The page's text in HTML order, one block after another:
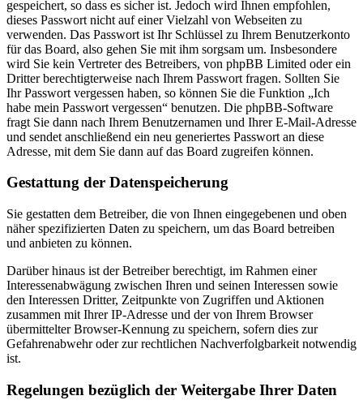
gespeichert, so dass es sicher ist. Jedoch wird Ihnen empfohlen,
dieses Passwort nicht auf einer Vielzahl von Webseiten zu
verwenden. Das Passwort ist Ihr Schlüssel zu Ihrem Benutzerkonto
für das Board, also gehen Sie mit ihm sorgsam um. Insbesondere
wird Sie kein Vertreter des Betreibers, von phpBB Limited oder ein
Dritter berechtigterweise nach Ihrem Passwort fragen. Sollten Sie
Ihr Passwort vergessen haben, so können Sie die Funktion „Ich
habe mein Passwort vergessen“ benutzen. Die phpBB-Software
fragt Sie dann nach Ihrem Benutzernamen und Ihrer E-Mail-Adresse
und sendet anschließend ein neu generiertes Passwort an diese
Adresse, mit dem Sie dann auf das Board zugreifen können.
Gestattung der Datenspeicherung
Sie gestatten dem Betreiber, die von Ihnen eingegebenen und oben
näher spezifizierten Daten zu speichern, um das Board betreiben
und anbieten zu können.
Darüber hinaus ist der Betreiber berechtigt, im Rahmen einer
Interessenabwägung zwischen Ihren und seinen Interessen sowie
den Interessen Dritter, Zeitpunkte von Zugriffen und Aktionen
zusammen mit Ihrer IP-Adresse und der von Ihrem Browser
übermittelter Browser-Kennung zu speichern, sofern dies zur
Gefahrenabwehr oder zur rechtlichen Nachverfolgbarkeit notwendig
ist.
Regelungen bezüglich der Weitergabe Ihrer Daten